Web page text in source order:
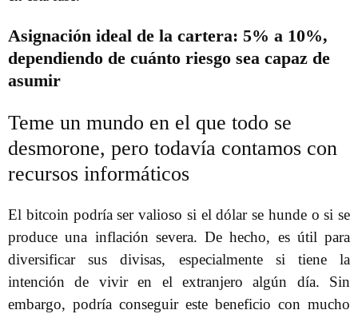
Asignación ideal de la cartera: 5% a 10%,
dependiendo de cuánto riesgo sea capaz de
asumir
Teme un mundo en el que todo se
desmorone, pero todavía contamos con
recursos informáticos
El bitcoin podría ser valioso si el dólar se hunde o si se
produce una inflación severa. De hecho, es útil para
diversificar sus divisas, especialmente si tiene la
intención de vivir en el extranjero algún día. Sin
embargo, podría conseguir este beneficio con mucho